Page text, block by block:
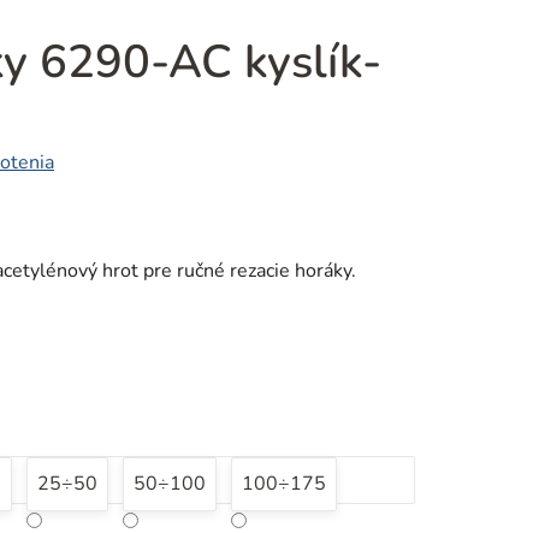
6290-AC kyslík-
hrot pre ručné rezacie horáky.
25÷50 50÷100 100÷175